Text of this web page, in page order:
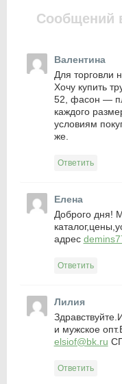
Сообщений
Валентина
Для торговли
Хочу купить
52, фасон —
каждого
условиям
же.
Ответить
Елена
Доброго дня!
адрес
Ответить
Лилия
и мужское
elsiof@bk.ru
Ответить